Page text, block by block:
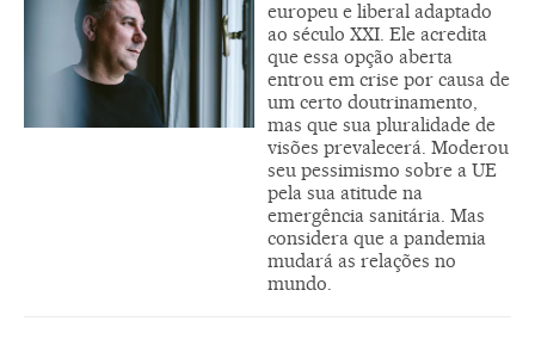
europeu e liberal adaptado
ao século XXI. Ele acredita
que essa opção aberta
entrou em crise por causa de
um certo doutrinamento,
mas que sua pluralidade de
visões prevalecerá. Moderou
seu pessimismo sobre a UE
pela sua atitude na
emergência sanitária. Mas
considera que a pandemia
mudará as relações no
mundo.